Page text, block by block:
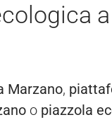
a
Marzano,
o piazzola